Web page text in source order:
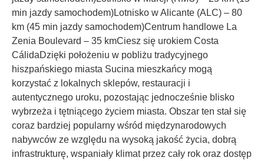
min jazdy samochodem)Lotnisko w Alicante (ALC) – 80
km (45 min jazdy samochodem)Centrum handlowe La
Zenia Boulevard – 35 kmCiesz się urokiem Costa
CálidaDzięki położeniu w pobliżu tradycyjnego
hiszpańskiego miasta Sucina mieszkańcy mogą
korzystać z lokalnych sklepów, restauracji i
autentycznego uroku, pozostając jednocześnie blisko
wybrzeża i tętniącego życiem miasta. Obszar ten stał się
coraz bardziej popularny wśród międzynarodowych
nabywców ze względu na wysoką jakość życia, dobrą
infrastrukturę, wspaniały klimat przez cały rok oraz dostęp